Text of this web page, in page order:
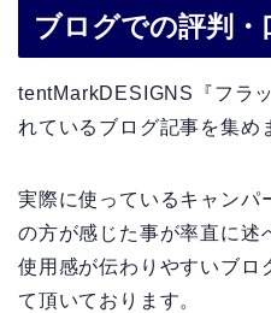
ブログでの評判
tentMarkDESIGNS『フラ
れているブログ記事を集め
実際に使っているキャンパ
の方が感じた事が率直に述
使用感が伝わりやすいブロ
て頂いております。